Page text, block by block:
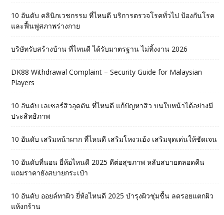
10 อันดับ คลินิกเวชกรรม ที่ไหนดี บริการตรวจโรคทั่วไป ป้องกันโรค
และฟื้นฟูสภาพร่างกาย
บริษัทรับสร้างบ้าน ที่ไหนดี ได้รับมาตรฐาน ไม่ทิ้งงาน 2026
DK88 Withdrawal Complaint – Security Guide for Malaysian
Players
10 อันดับ เลเซอร์สิวอุดตัน ที่ไหนดี แก้ปัญหาสิว บนใบหน้าได้อย่างมี
ประสิทธิภาพ
10 อันดับ เสริมหน้าผาก ที่ไหนดี เสริมโหงวเฮ้ง เสริมจุดเด่นให้ชัดเจน
10 อันดับที่นอน ยี่ห้อไหนดี 2025 ดีต่อสุขภาพ หลับสบายตลอดคืน
แถมราคายังสบายกระเป๋า
10 อันดับ ออยล์ทาผิว ยี่ห้อไหนดี 2025 บำรุงผิวชุ่มชื้น ลดรอยแตกผิว
แห้งกร้าน